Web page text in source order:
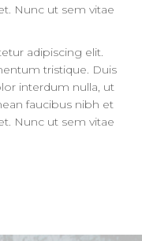
Nunc ut sem vitae
adipiscing elit.
tristique. Duis
interdum nulla, ut
faucibus nibh et
Nunc ut sem vitae